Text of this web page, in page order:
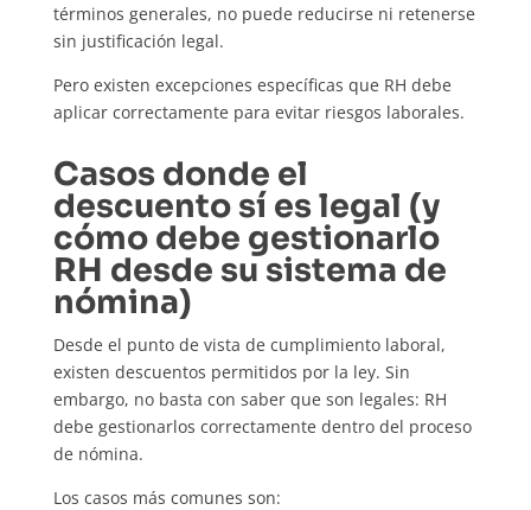
términos generales, no puede reducirse ni retenerse
sin justificación legal.
Pero existen excepciones específicas que RH debe
aplicar correctamente para evitar riesgos laborales.
Casos donde el
descuento sí es legal (y
cómo debe gestionarlo
RH desde su sistema de
nómina)
Desde el punto de vista de cumplimiento laboral,
existen descuentos permitidos por la ley. Sin
embargo, no basta con saber que son legales: RH
debe gestionarlos correctamente dentro del proceso
de nómina.
Los casos más comunes son: